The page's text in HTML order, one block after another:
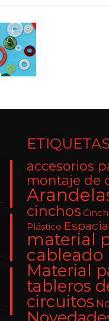
ETIQUETAS
accesorios
montaje de
cinchos
Plástico
material
cableado
Material
tableros
circuitos